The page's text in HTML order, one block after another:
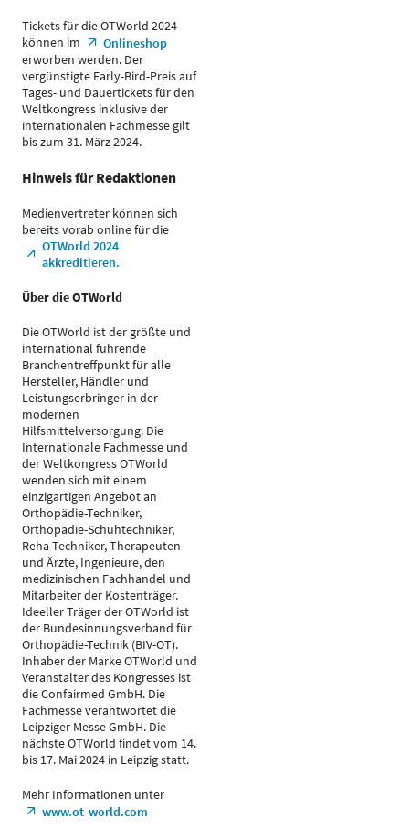
Tickets für die OTWorld 2024
können im
Onlineshop
erworben werden. Der
vergünstigte Early-Bird-Preis auf
Tages- und Dauertickets für den
Weltkongress inklusive der
internationalen Fachmesse gilt
bis zum 31. März 2024.
Hinweis für Redaktionen
Medienvertreter können sich
bereits vorab online für die
OTWorld 2024
akkreditieren.
Über die OTWorld
Die OTWorld ist der größte und
international führende
Branchentreffpunkt für alle
Hersteller, Händler und
Leistungserbringer in der
modernen
Hilfsmittelversorgung. Die
Internationale Fachmesse und
der Weltkongress OTWorld
wenden sich mit einem
einzigartigen Angebot an
Orthopädie-Techniker,
Orthopädie-Schuhtechniker,
Reha-Techniker, Therapeuten
und Ärzte, Ingenieure, den
medizinischen Fachhandel und
Mitarbeiter der Kostenträger.
Ideeller Träger der OTWorld ist
der Bundesinnungsverband für
Orthopädie-Technik (BIV-OT).
Inhaber der Marke OTWorld und
Veranstalter des Kongresses ist
die Confairmed GmbH. Die
Fachmesse verantwortet die
Leipziger Messe GmbH. Die
nächste OTWorld findet vom 14.
bis 17. Mai 2024 in Leipzig statt.
Mehr Informationen unter
www.ot-world.com